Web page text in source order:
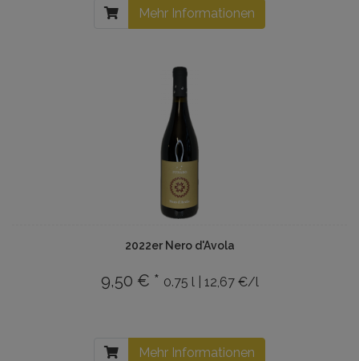
Mehr Informationen
2022er Nero d'Avola
9,50 € * 0.75 l | 12,67 €/l
Mehr Informationen